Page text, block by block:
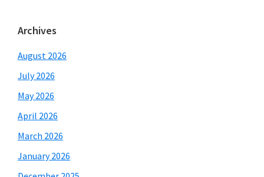
Archives
August 2026
July 2026
May 2026
April 2026
March 2026
January 2026